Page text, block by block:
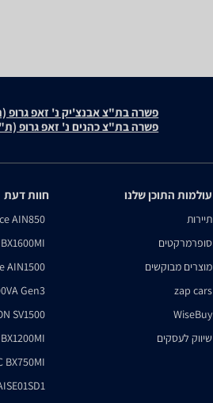
פשרה בת"צ אבנצ'יק נ' זאפ גרופ (ת"צ 23008-
פשרה בת"צ כהנים נ' זאפ גרופ (ת"צ 60371-12-
עולמות התוכן שלנו
תיירות
סופרמרקטים
מוצרים מבוקשים
zap cars
WiseBuy
שיווק לעסקים
חוות דעת
AIN850
AIN1500
Gen3
SV1500
BX750MI